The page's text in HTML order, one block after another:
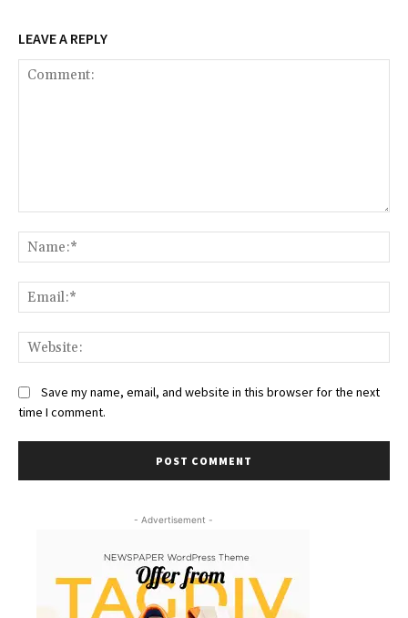
LEAVE A REPLY
Save my name, email, and website in this browser for the next
time I comment.
- Advertisement -